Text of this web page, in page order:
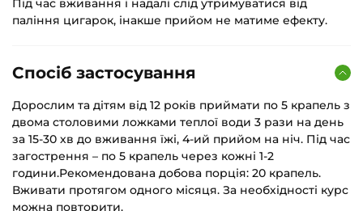
Під час вживання і надалі слід утримуватися від
паління цигарок, інакше прийом не матиме ефекту.
Спосіб застосування
Дорослим та дітям від 12 років приймати по 5 крапель з
двома столовими ложками теплої води 3 рази на день
за 15-30 хв до вживання їжі, 4-ий прийом на ніч. Під час
загострення – по 5 крапель через кожні 1-2
години.Рекомендована добова порція: 20 крапель.
Вживати протягом одного місяця. За необхідності курс
можна повторити.